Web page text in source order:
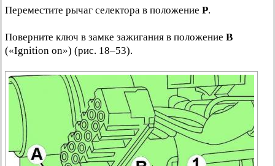
Переместите рычаг селектора в положение P.
Поверните ключ в замке зажигания в положение В
(«Ignition on») (рис. 18–53).